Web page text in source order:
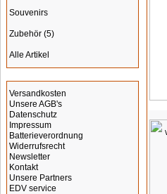
Souvenirs
Zubehör (5)
Alle Artikel
Versandkosten
Unsere AGB's
Datenschutz
Impressum
Batterieverordnung
Widerrufsrecht
Newsletter
Kontakt
Unsere Partners
EDV service